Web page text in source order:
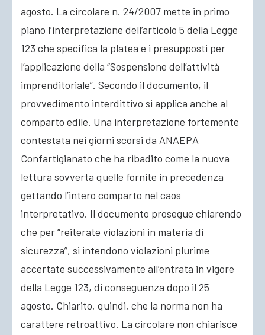
agosto. La circolare n. 24/2007 mette in primo
piano l’interpretazione dell’articolo 5 della Legge
123 che specifica la platea e i presupposti per
l’applicazione della “Sospensione dell’attività
imprenditoriale”. Secondo il documento, il
provvedimento interdittivo si applica anche al
comparto edile. Una interpretazione fortemente
contestata nei giorni scorsi da ANAEPA
Confartigianato che ha ribadito come la nuova
lettura sovverta quelle fornite in precedenza
gettando l’intero comparto nel caos
interpretativo. Il documento prosegue chiarendo
che per “reiterate violazioni in materia di
sicurezza”, si intendono violazioni plurime
accertate successivamente all’entrata in vigore
della Legge 123, di conseguenza dopo il 25
agosto. Chiarito, quindi, che la norma non ha
carattere retroattivo. La circolare non chiarisce